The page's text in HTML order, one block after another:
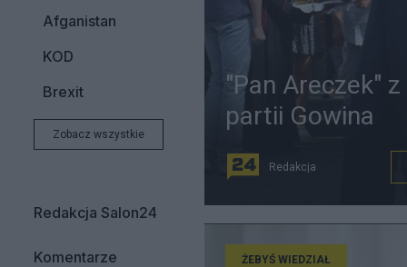
Afganistan
KOD
Brexit
Zobacz wszystkie
Redakcja Salon24
Komentarze
"Pan Areczek"
partii Gowina
Redakcja
ŻEBYŚ WIEDZIAŁ